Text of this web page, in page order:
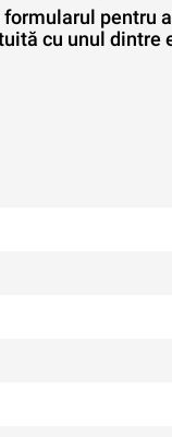
pentru
cu unul dintre